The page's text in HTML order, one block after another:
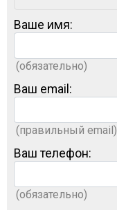
Ваше имя:
(обязательно)
Ваш email:
(правильный email)
Ваш телефон:
(обязательно)